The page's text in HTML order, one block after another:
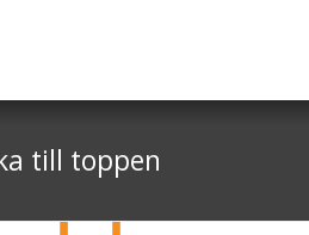
0771-800 300
till toppen